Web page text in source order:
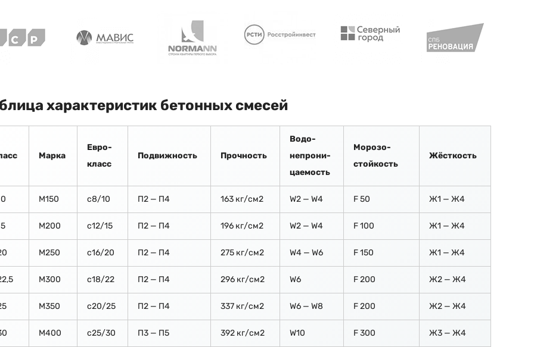
характеристик бетонных смесей
Марка
Евро-
класс
Подвижность Прочность
Водо-
непрони-
цаемость
Морозо-
стойкость
Жёсткость
М150 c8/10 П2 — П4 163 кг/см2 W2 — W4 F 50 Ж1 — Ж4
М200 с12/15 П2 — П4 196 кг/см2 W2 — W4 F 100 Ж1 — Ж4
М250 с16/20 П2 — П4 275 кг/см2 W4 — W6 F 150 Ж1 — Ж4
М300 с18/22 П2 — П4 296 кг/см2 W6 F 200 Ж2 — Ж4
М350 с20/25 П2 — П4 337 кг/см2 W6 — W8 F 200 Ж2 — Ж4
М400 с25/30 П3 — П5 392 кг/см2 W10 F 300 Ж3 — Ж4